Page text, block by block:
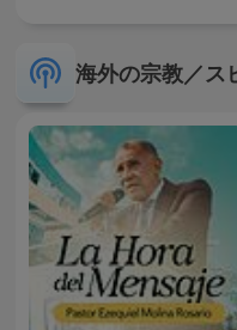
海外の宗教／ス